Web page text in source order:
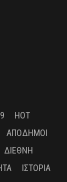
HOT
ΑΠΌΔΗΜΟΙ
ΔΙΕΘΝΉ
ΙΣΤΟΡΊΑ